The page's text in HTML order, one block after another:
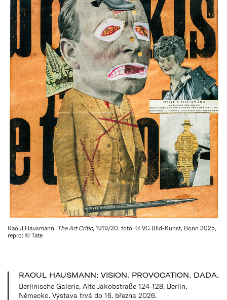
Raoul Hausmann, The Art Critic, 1919/20, foto: © VG Bild-Kunst, Bonn 2025,
repro: © Tate
RAOUL HAUSMANN: VISION. PROVOCATION. DADA.
Berlinische Galerie, Alte Jakobstraße 124-128, Berlin,
Německo. Výstava trvá do 16. března 2026.